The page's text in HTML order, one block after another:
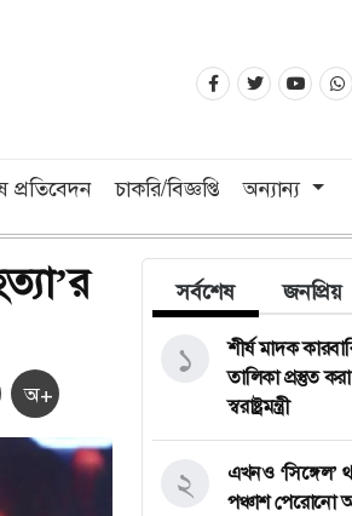
প্রতিবেদন চাকরি/বিজ্ঞপ্তি অন্যান্য
অ+
সর্বশেষ জনপ্রিয়
শীর্ষ মাদক
তালিকা প্রস্তুত
স্বরাষ্ট্রমন্ত্রী
১
এখনও ‘সিঙ্গেল’
পঞ্চাশ পেরোনো
২